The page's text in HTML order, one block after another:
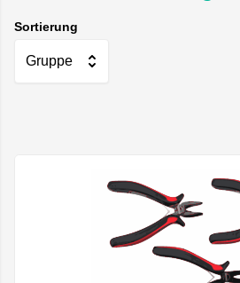
Sortierung
Gruppe